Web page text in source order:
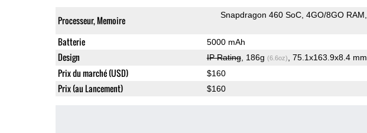
Processeur, Memoire Snapdragon 460 SoC 4GO/8GO RAM
Batterie 5000 mAh
Design IP Rating, 186g (6.6oz) , 75.1x163.9x8.4 mm
Prix du marché (USD) $160
Prix (au Lancement) $160